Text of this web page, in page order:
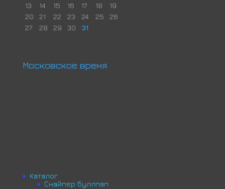
13
14 15 16 17 18
19
20
21 22 23 24 25
26
27
28 29 30 31
Московское время
Каталог
Снайпер буллпап